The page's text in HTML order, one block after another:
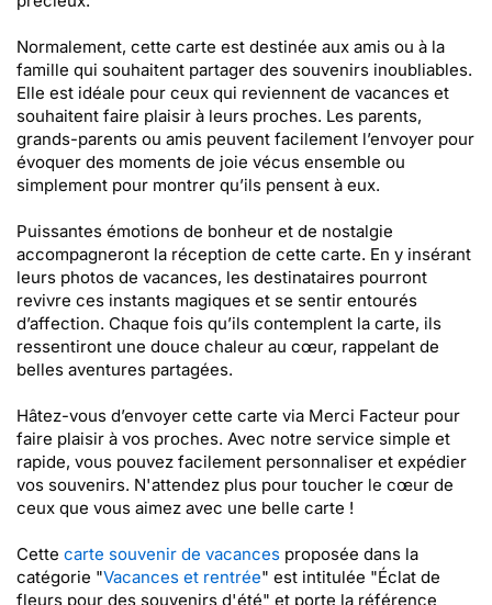
Normalement, cette carte est destinée aux amis ou à la
famille qui souhaitent partager des souvenirs inoubliables.
Elle est idéale pour ceux qui reviennent de vacances et
souhaitent faire plaisir à leurs proches. Les parents,
grands-parents ou amis peuvent facilement l’envoyer pour
évoquer des moments de joie vécus ensemble ou
simplement pour montrer qu’ils pensent à eux.
Puissantes émotions de bonheur et de nostalgie
accompagneront la réception de cette carte. En y insérant
leurs photos de vacances, les destinataires pourront
revivre ces instants magiques et se sentir entourés
d’affection. Chaque fois qu’ils contemplent la carte, ils
ressentiront une douce chaleur au cœur, rappelant de
belles aventures partagées.
Hâtez-vous d’envoyer cette carte via Merci Facteur pour
faire plaisir à vos proches. Avec notre service simple et
rapide, vous pouvez facilement personnaliser et expédier
vos souvenirs. N'attendez plus pour toucher le cœur de
ceux que vous aimez avec une belle carte !
Cette carte souvenir de vacances proposée dans la
catégorie "Vacances et rentrée" est intitulée "Éclat de
fleurs pour des souvenirs d'été" et porte la référence